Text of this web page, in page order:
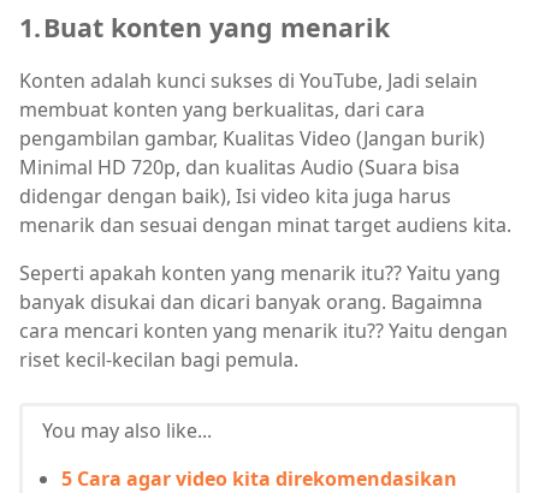
1.Buat konten yang menarik
Konten adalah kunci sukses di YouTube, Jadi selain
membuat konten yang berkualitas, dari cara
pengambilan gambar, Kualitas Video (Jangan burik)
Minimal HD 720p, dan kualitas Audio (Suara bisa
didengar dengan baik), Isi video kita juga harus
menarik dan sesuai dengan minat target audiens kita.
Seperti apakah konten yang menarik itu?? Yaitu yang
banyak disukai dan dicari banyak orang. Bagaimna
cara mencari konten yang menarik itu?? Yaitu dengan
riset kecil-kecilan bagi pemula.
You may also like...
5 Cara agar video kita direkomendasikan